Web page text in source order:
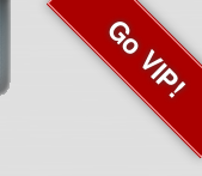
Go VIP!